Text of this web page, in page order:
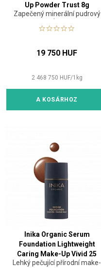
Up Powder Trust 8g
Zapečený minerální pudrový
make-up
19 750 HUF
2 468 750 HUF/1 kg
A KOSÁRHOZ
Inika Organic Serum
Foundation Lightweight
Caring Make-Up Vivid 25
ml
Lehký pečující přírodní make-